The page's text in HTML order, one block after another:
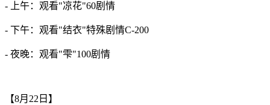
- 上午：观看"凉花"60剧情
- 下午：观看"结衣"特殊剧情C-200
- 夜晚：观看"雫"100剧情
【8月22日】